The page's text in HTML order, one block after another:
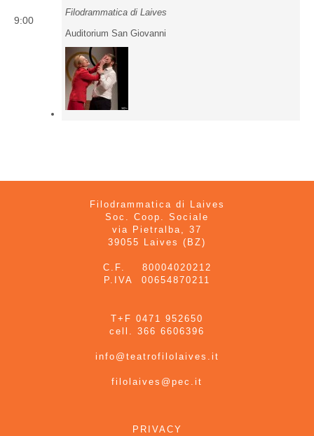
9:00
Filodrammatica di Laives
Auditorium San Giovanni
Filodrammatica di Laives
Soc. Coop. Sociale
via Pietralba, 37
39055 Laives (BZ)
C.F. 80004020212
P.IVA 00654870211
T+F 0471 952650
cell. 366 6606396
info@teatrofilolaives.it
filolaives@pec.it
PRIVACY